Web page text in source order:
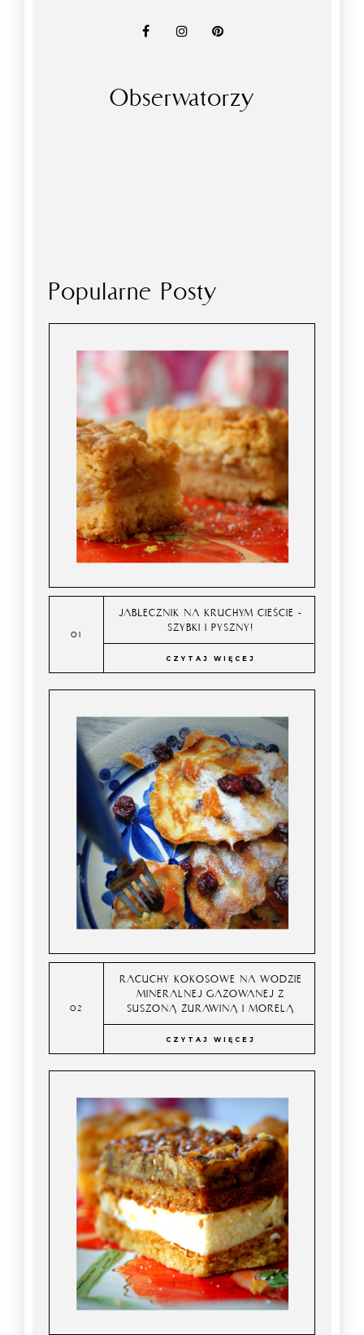
Obserwatorzy
Popularne Posty
JABŁECZNIK NA KRUCHYM CIEŚCIE -
SZYBKI I PYSZNY!
CZYTAJ WIĘCEJ
RACUCHY KOKOSOWE NA WODZIE
MINERALNEJ GAZOWANEJ Z
SUSZONĄ ŻURAWINĄ I MORELĄ
CZYTAJ WIĘCEJ